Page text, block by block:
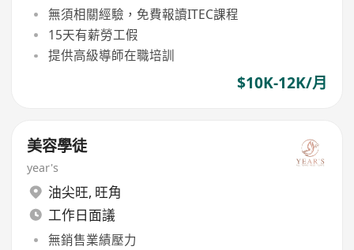
無須相關經驗，免費報讀ITEC課程
15天有薪勞工假
提供高級導師在職培訓
$10K-12K/月
美容學徒
year's
油尖旺, 旺角
工作日面議
無銷售業績壓力